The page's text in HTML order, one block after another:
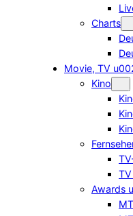
Charts
Movie, TV
Kino
Awards